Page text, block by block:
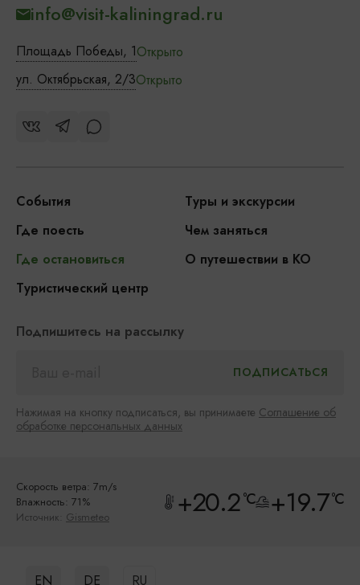
Площадь Победы, 1Открыто
ул. Октябрьская, 2/3Открыто
info@visit-kaliningrad.ru
События
Туры и экскурсии
Где поесть
Чем заняться
Где остановиться
О путешествии в КО
Туристический центр
Подпишитесь на рассылку
Нажимая на кнопку подписаться, вы принимаете Соглашение об
обработке персональных данных
Скорость ветра: 7m/s
Влажность: 71%
Источник: Gismeteo +20.2°C +19.7°C
EN DE RU